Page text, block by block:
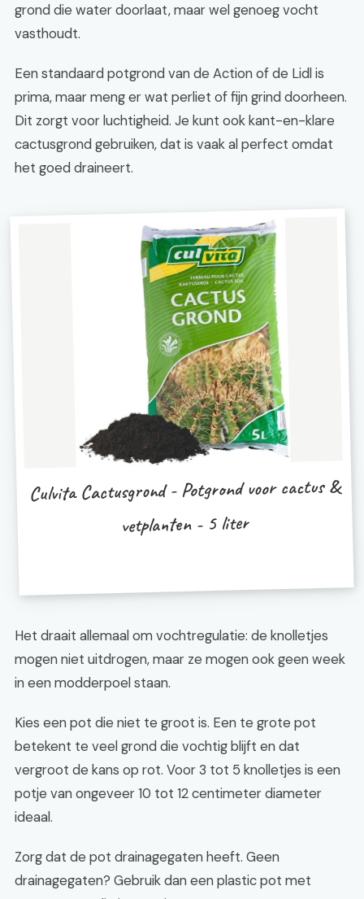
grond die water doorlaat, maar wel genoeg vocht
vasthoudt.
Een standaard potgrond van de Action of de Lidl is
prima, maar meng er wat perliet of fijn grind doorheen.
Dit zorgt voor luchtigheid. Je kunt ook kant-en-klare
cactusgrond gebruiken, dat is vaak al perfect omdat
het goed draineert.
Culvita Cactusgrond - Potgrond voor cactus &
vetplanten - 5 liter
Het draait allemaal om vochtregulatie: de knolletjes
mogen niet uitdrogen, maar ze mogen ook geen week
in een modderpoel staan.
Kies een pot die niet te groot is. Een te grote pot
betekent te veel grond die vochtig blijft en dat
vergroot de kans op rot. Voor 3 tot 5 knolletjes is een
potje van ongeveer 10 tot 12 centimeter diameter
ideaal.
Zorg dat de pot drainagegaten heeft. Geen
drainagegaten? Gebruik dan een plastic pot met